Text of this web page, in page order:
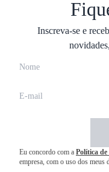
Inscreva-se e
Eu concordo com a Política
empresa, com o uso dos meus